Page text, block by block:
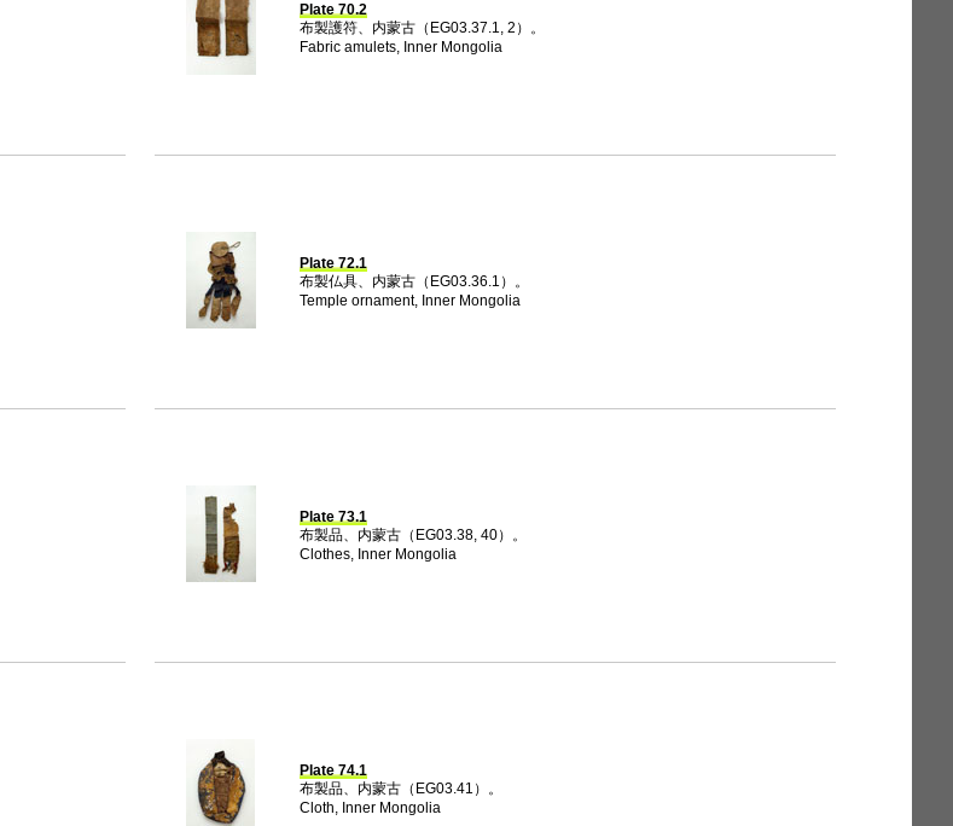
Plate 70.2
布製護符、内蒙古（EG03.37.1, 2）。
Fabric amulets, Inner Mongolia
Plate 72.1
布製仏具、内蒙古（EG03.36.1）。
Temple ornament, Inner Mongolia
Plate 73.1
布製品、内蒙古（EG03.38, 40）。
Clothes, Inner Mongolia
Plate 74.1
布製品、内蒙古（EG03.41）。
Cloth, Inner Mongolia